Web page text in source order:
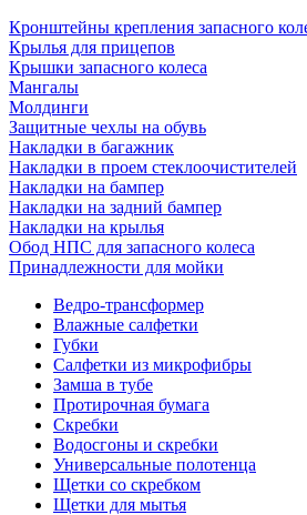
Кронштейны крепления запасного
Крылья для прицепов
Крышки запасного колеса
Мангалы
Молдинги
Защитные чехлы на обувь
Накладки в багажник
Накладки в проем стеклоочистителей
Накладки на бампер
Накладки на задний бампер
Накладки на крылья
Обод НПС для запасного колеса
Принадлежности для мойки
Ведро-трансформер
Влажные салфетки
Губки
Салфетки из микрофибры
Замша в тубе
Протирочная бумага
Скребки
Водосгоны и скребки
Универсальные полотенца
Щетки со скребком
Щетки для мытья